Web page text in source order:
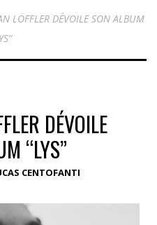
LÖFFLER DÉVOILE SON ALBUM
DÉVOILE
“LYS”
CENTOFANTI